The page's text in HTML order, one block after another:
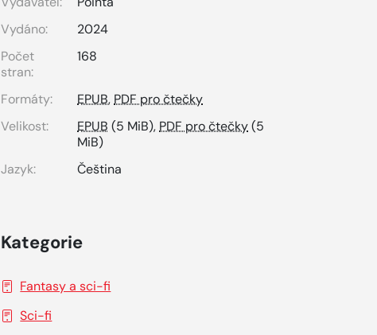
Vydáno:
2024
Počet
stran:
168
Formáty: EPUB, PDF pro čtečky
Velikost:
EPUB (5 MiB), PDF pro čtečky(5
MiB)
Jazyk:
Čeština
Kategorie
Fantasy a sci-fi
Sci-fi